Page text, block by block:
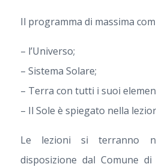
Il programma di massima
– l’Universo;
– Sistema Solare;
– Terra con tutti i suoi
– Il Sole è spiegato nella
Le lezioni si terranno
disposizione dal Comune